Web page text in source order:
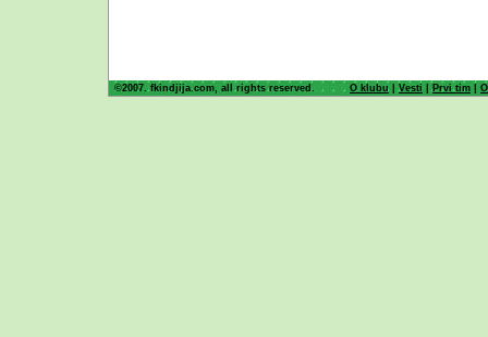
©2007. fkindjija.com, all rights reserved. O klubu |Vesti | Prvi tim |